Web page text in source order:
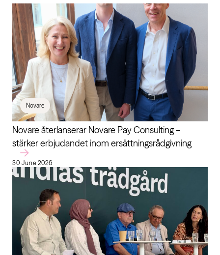
Novare
Novare återlanserar Novare Pay Consulting –
stärker erbjudandet inom ersättningsrådgivning
30 June 2026